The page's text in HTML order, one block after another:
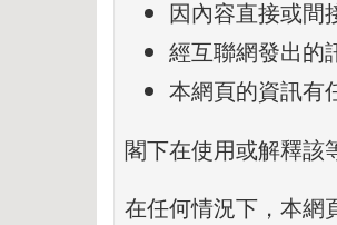
因內容直接或間
經互聯網發出的
本網頁的資訊有
閣下在使用或解釋該
在任何情況下，本網